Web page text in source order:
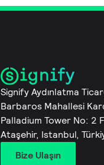
Signify Aydınlatma
Barbaros Mahallesi
Palladium Tower No: 2
Ataşehir, Istanbul,
Bize Ulaşın